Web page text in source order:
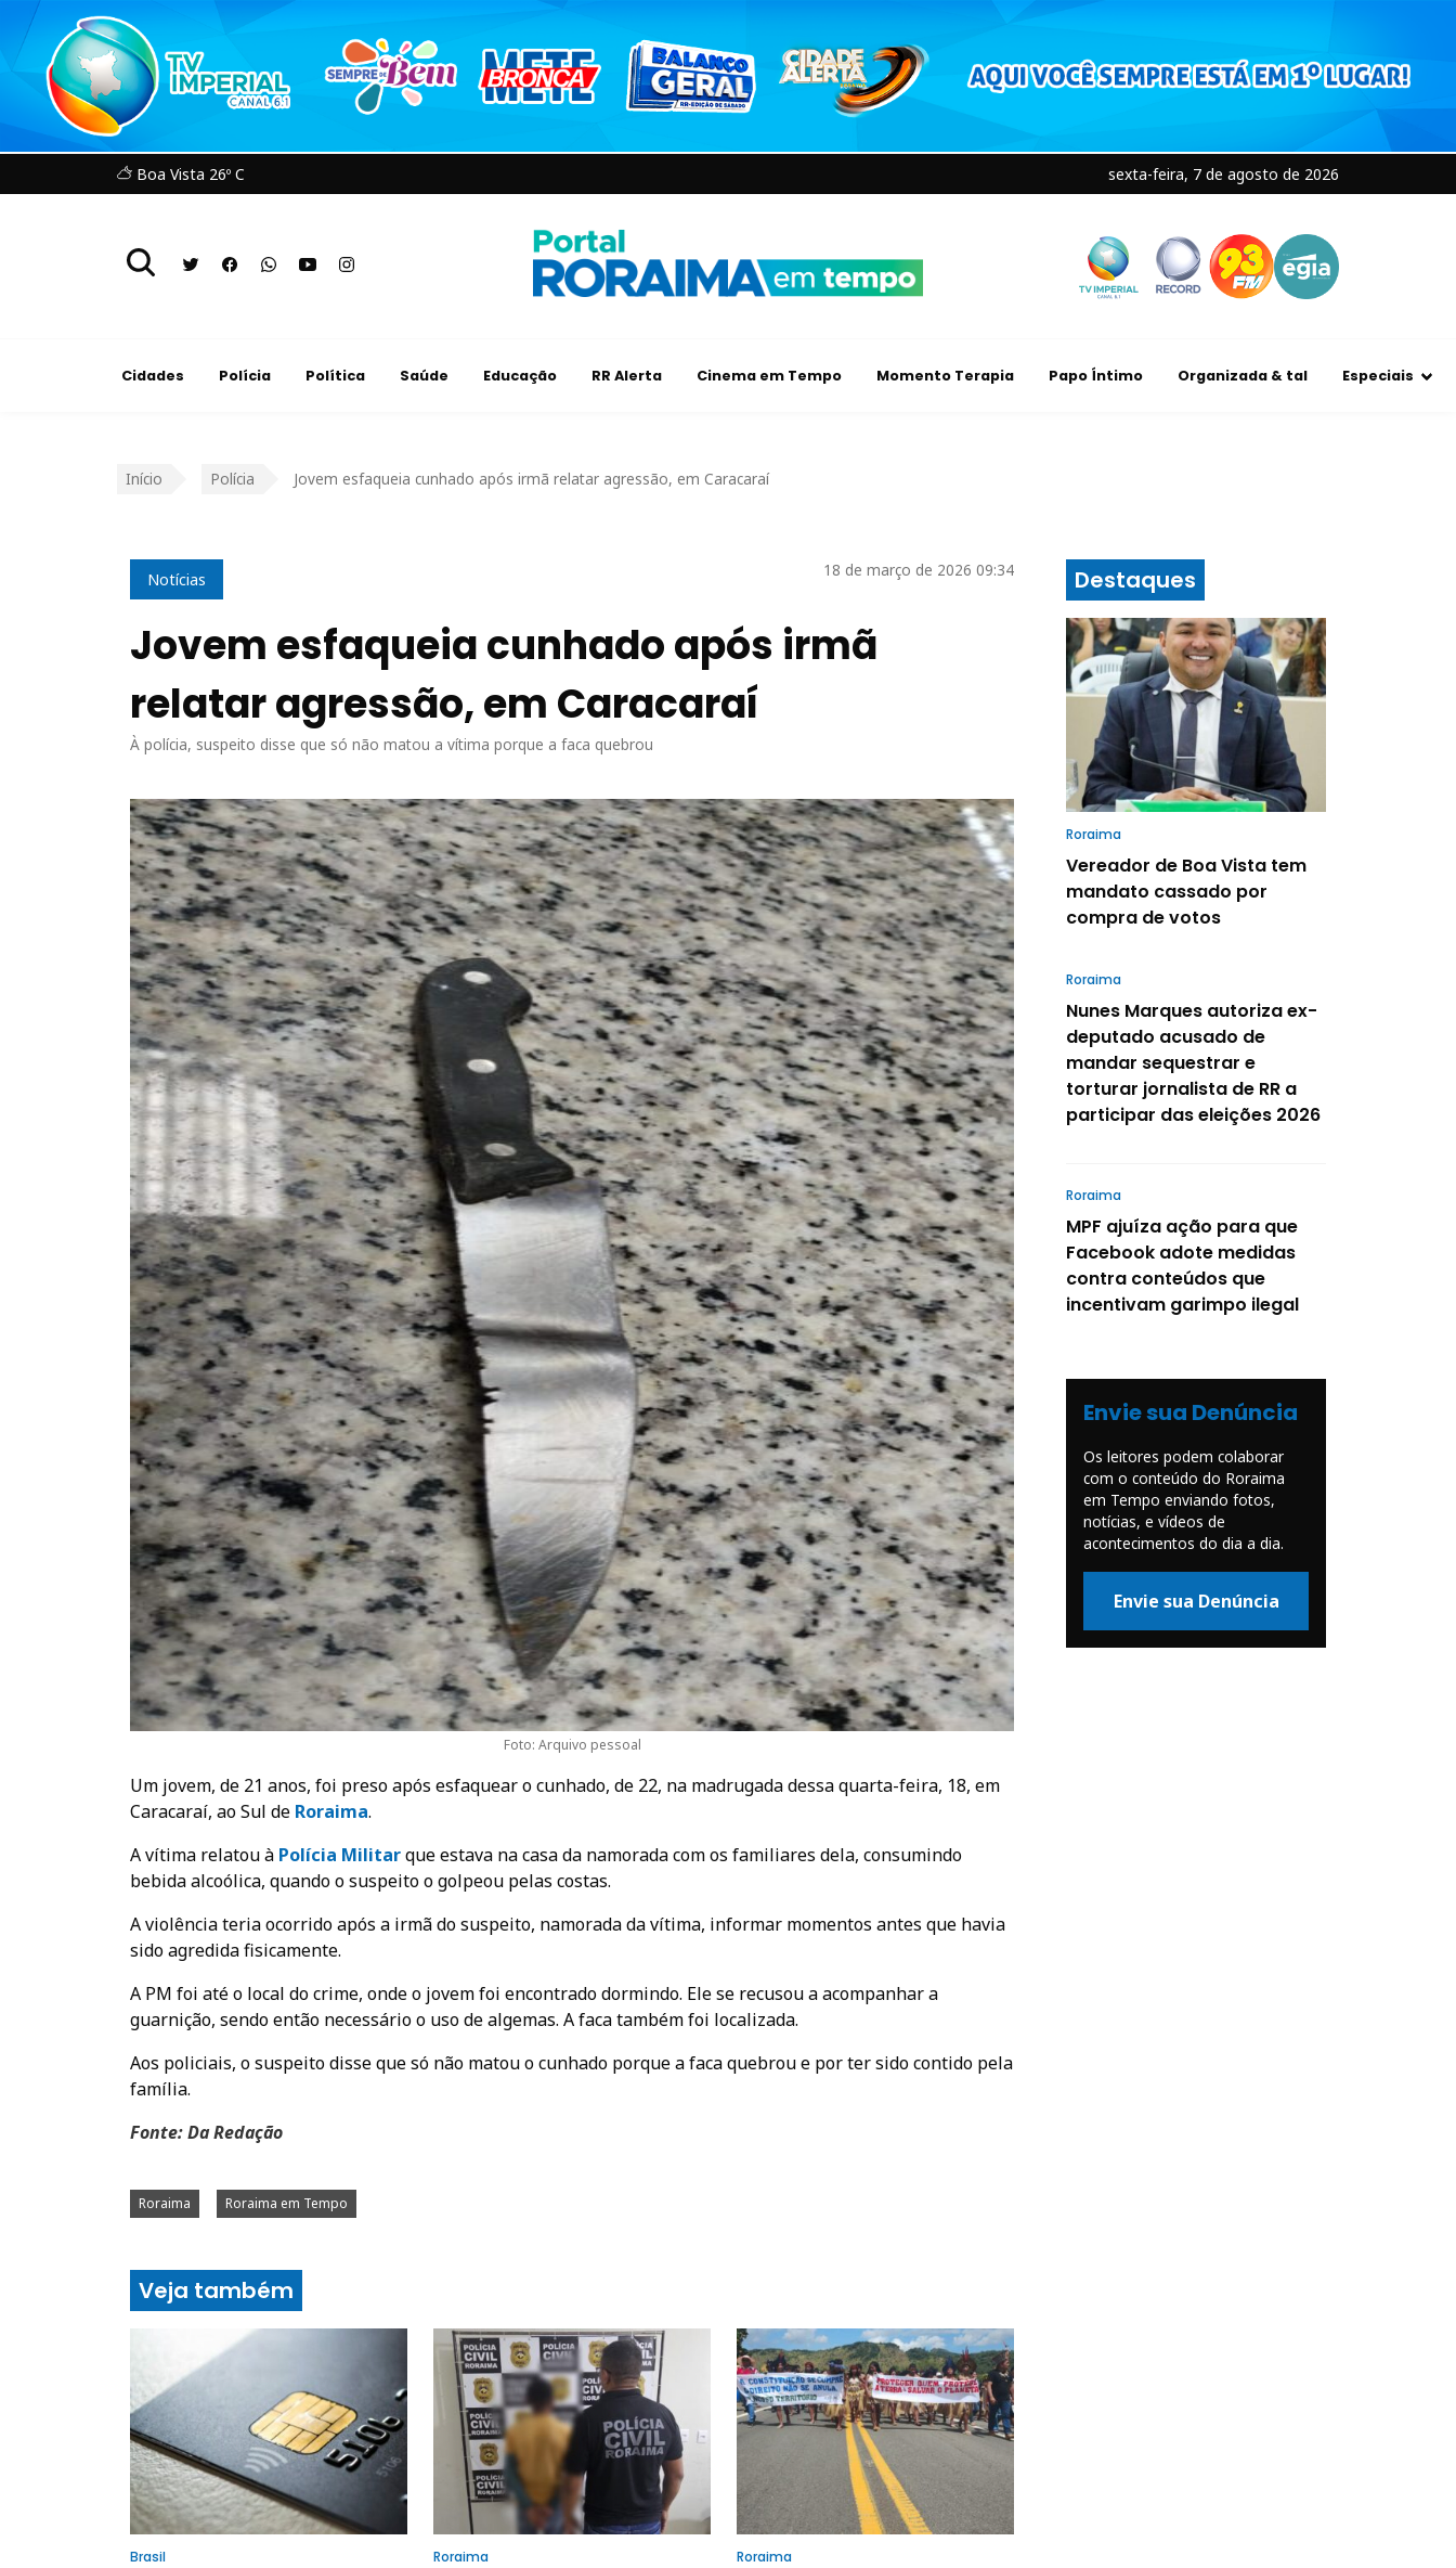
Boa Vista 26º C sexta-feira, 7 de agosto de 2026
Cidades Polícia Política Saúde Educação RR Alerta Cinema em Tempo Momento Terapia Papo Íntimo Organizada & tal Especiais
Início Polícia Jovem esfaqueia cunhado após irmã relatar agressão, em Caracaraí
Notícias 18 de março de 2026 09:34
Jovem esfaqueia cunhado após irmã
relatar agressão, em Caracaraí
À polícia, suspeito disse que só não matou a vítima porque a faca quebrou
Foto: Arquivo pessoal
Um jovem, de 21 anos, foi preso após esfaquear o cunhado, de 22, na madrugada dessa quarta-feira, 18, em
Caracaraí, ao Sul de Roraima.
A vítima relatou à Polícia Militarque estava na casa da namorada com os familiares dela, consumindo
bebida alcoólica, quando o suspeito o golpeou pelas costas.
A violência teria ocorrido após a irmã do suspeito, namorada da vítima, informar momentos antes que havia
sido agredida fisicamente.
A PM foi até o local do crime, onde o jovem foi encontrado dormindo. Ele se recusou a acompanhar a
guarnição, sendo então necessário o uso de algemas. A faca também foi localizada.
Aos policiais, o suspeito disse que só não matou o cunhado porque a faca quebrou e por ter sido contido pela
família.
Fonte: Da Redação
Roraima Roraima em Tempo
Veja também
Brasil Roraima Roraima
Destaques
Roraima
Vereador de Boa Vista tem
mandato cassado por
compra de votos
Roraima
Nunes Marques autoriza ex-
deputado acusado de
mandar sequestrar e
torturar jornalista de RR a
participar das eleições 2026
Roraima
MPF ajuíza ação para que
Facebook adote medidas
contra conteúdos que
incentivam garimpo ilegal
Envie sua Denúncia
Os leitores podem colaborar
com o conteúdo do Roraima
em Tempo enviando fotos,
notícias, e vídeos de
acontecimentos do dia a dia.
Envie sua Denúncia